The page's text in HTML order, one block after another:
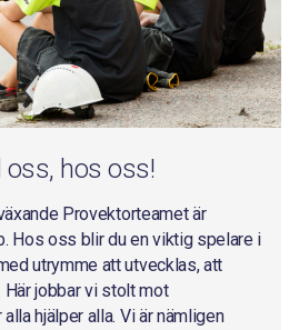
hos oss!
Provektorteamet är
Hos oss blir du en viktig spelare i
utrymme att utvecklas, att
Här jobbar vi stolt mot
hjälper alla. Vi är nämligen